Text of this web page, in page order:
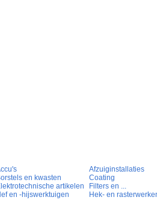
Afzuiginstallaties
en kwasten
Coating
artikelen
Filters en ...
en -hijswerktuigen
Hek- en